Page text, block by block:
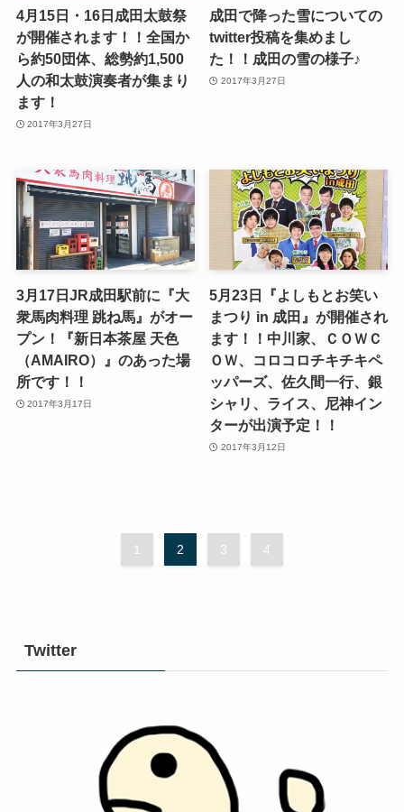
4月15日・16日成田太鼓祭
が開催されます！！全国か
ら約50団体、総勢約1,500
人の和太鼓演奏者が集まり
ます！
2017年3月27日
成田で降った雪についての
twitter投稿を集めまし
た！！成田の雪の様子♪
2017年3月27日
3月17日JR成田駅前に『大
衆馬肉料理 跳ね馬』がオー
プン！『新日本茶屋 天色
（AMAIRO）』のあった場
所です！！
2017年3月17日
5月23日『よしもとお笑い
まつり in 成田』が開催され
ます！！中川家、ＣＯＷＣ
ＯＷ、コロコロチキチキペ
ッパーズ、佐久間一行、銀
シャリ、ライス、尼神イン
ターが出演予定！！
2017年3月12日
1 2 3 4
Twitter